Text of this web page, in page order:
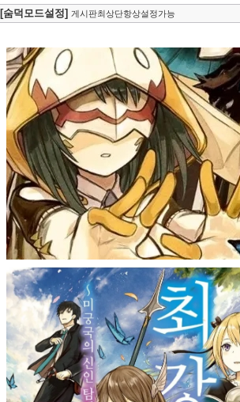
[숨덕모드설정] 게시판최상단항상설정가능